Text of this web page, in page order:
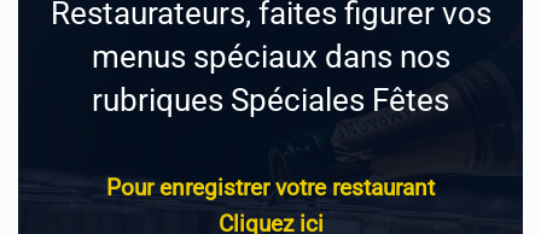
Restaurateurs, faites figurer vos
menus spéciaux dans nos
rubriques Spéciales Fêtes
Pour enregistrer votre restaurant
Cliquez ici